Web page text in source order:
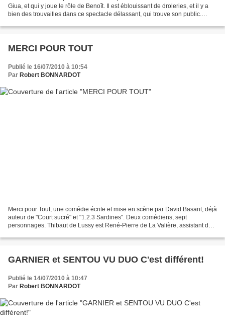
Giua, et qui y joue le rôle de Benoît. Il est éblouissant de droleries, et il y a
bien des trouvailles dans ce spectacle délassant, qui trouve son public.
MERCI POUR TOUT
Publié le 16/07/2010 à 10:54
Par Robert BONNARDOT
Merci pour Tout, une comédie écrite et mise en scène par David Basant, déjà
auteur de "Court sucré" et "1.2.3 Sardines". Deux comédiens, sept
personnages. Thibaut de Lussy est René-Pierre de La Valière, assistant du
GARNIER et SENTOU VU DUO C'est différent!
Publié le 14/07/2010 à 10:47
Par Robert BONNARDOT